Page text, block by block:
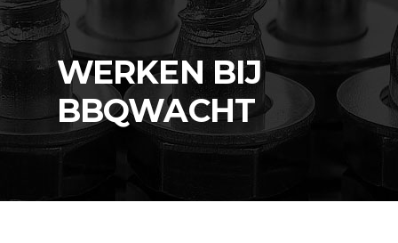
WERKEN BIJ
BBQWACHT